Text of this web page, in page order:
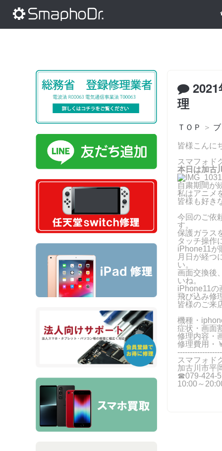
理
ＴＯＰ ＞
皆様こんに
スマフォド
本日は加古
自粛期間が
私はアニメ
皆様も好き
今回のご依
す。
保護ガラス
タッチ操作
iPhone11が
月日が経つ
い。
画面交換後
いね。
iPhone11の
飛び込み修
皆様のご来
機種・
症状・画面
修理内容・
修理費用・
スマフォド
加古川市平
☎079-
10:00～